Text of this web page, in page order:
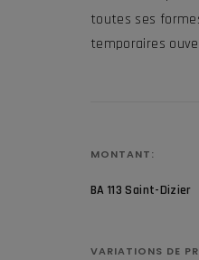
toutes ses
temporaires
MONTANT:
BA 113 Saint-Dizier
VARIATIONS DE